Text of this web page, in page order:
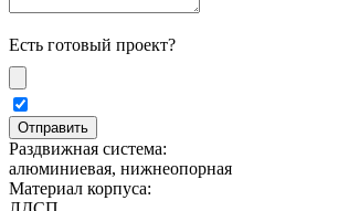
Есть готовый проект?
Раздвижная система:
алюминиевая, нижнеопорная
Материал корпуса: